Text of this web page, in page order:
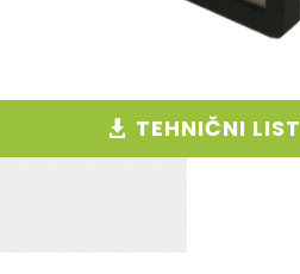
TEHNIČNI LIST